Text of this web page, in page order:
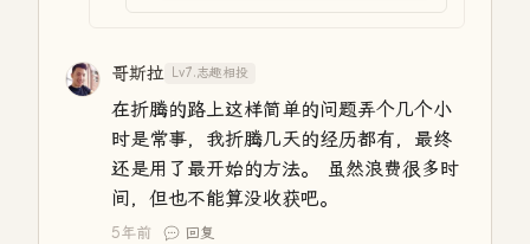
哥斯拉 Lv7.志趣相投
在折腾的路上这样简单的问题弄个几个小
时是常事，我折腾几天的经历都有，最终
还是用了最开始的方法。 虽然浪费很多时
间，但也不能算没收获吧。
5年前 回复